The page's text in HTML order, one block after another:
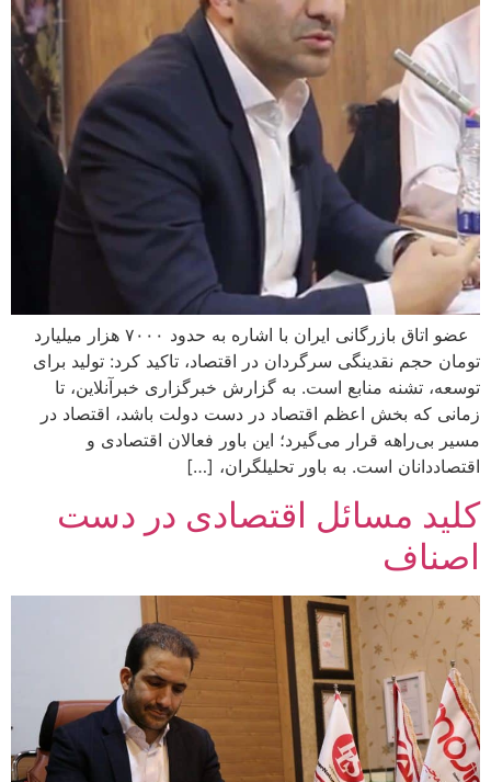
عضو اتاق بازرگانی ایران با اشاره به حدود ۷۰۰۰ هزار میلیارد
تومان حجم نقدینگی سرگردان در اقتصاد، تاکید کرد: تولید برای
توسعه، تشنه منابع است. به گزارش خبرگزاری خبرآنلاین، تا
زمانی که بخش اعظم اقتصاد در دست دولت باشد، اقتصاد در
مسیر بی‌راهه قرار می‌گیرد؛ این باور فعالان اقتصادی و
اقتصاددانان است. به باور تحلیلگران، […]
کلید مسائل اقتصادی در دست
اصناف